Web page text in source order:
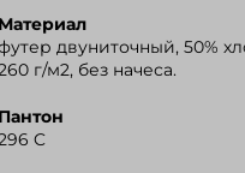
двуниточный, 50%
г/м2, без начеса.
C